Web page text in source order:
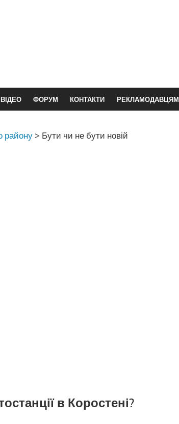
ВІДЕО ФОРУМ КОНТАКТИ РЕКЛАМОДАВЦЯМ
району > Бути чи не бути новій
в Коростені?